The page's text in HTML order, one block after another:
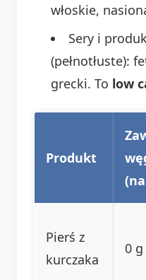
włoskie,
Sery i
(pełnotłuste):
grecki. To low
Produkt
Pierś z
kurczaka
0 g